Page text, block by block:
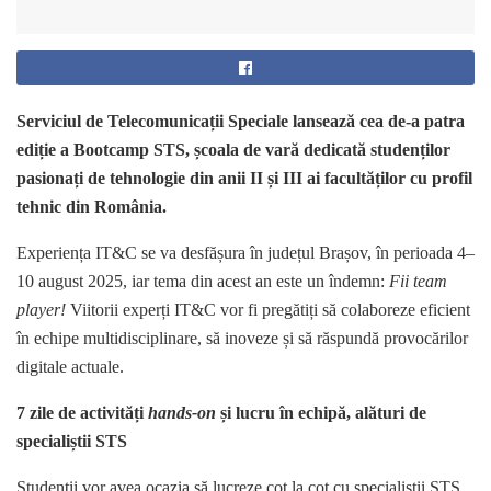
Serviciul de Telecomunicații Speciale lansează cea de-a patra
ediție a Bootcamp STS, școala de vară dedicată studenților
pasionați de tehnologie din anii II și III ai facultăților cu profil
tehnic din România.
Experiența IT&C se va desfășura în județul Brașov, în perioada 4–
10 august 2025, iar tema din acest an este un îndemn: Fii team
player! Viitorii experți IT&C vor fi pregătiți să colaboreze eficient
în echipe multidisciplinare, să inoveze și să răspundă provocărilor
digitale actuale.
7 zile de activități hands-on și lucru în echipă, alături de
specialiștii STS
Studenții vor avea ocazia să lucreze cot la cot cu specialiștii STS,